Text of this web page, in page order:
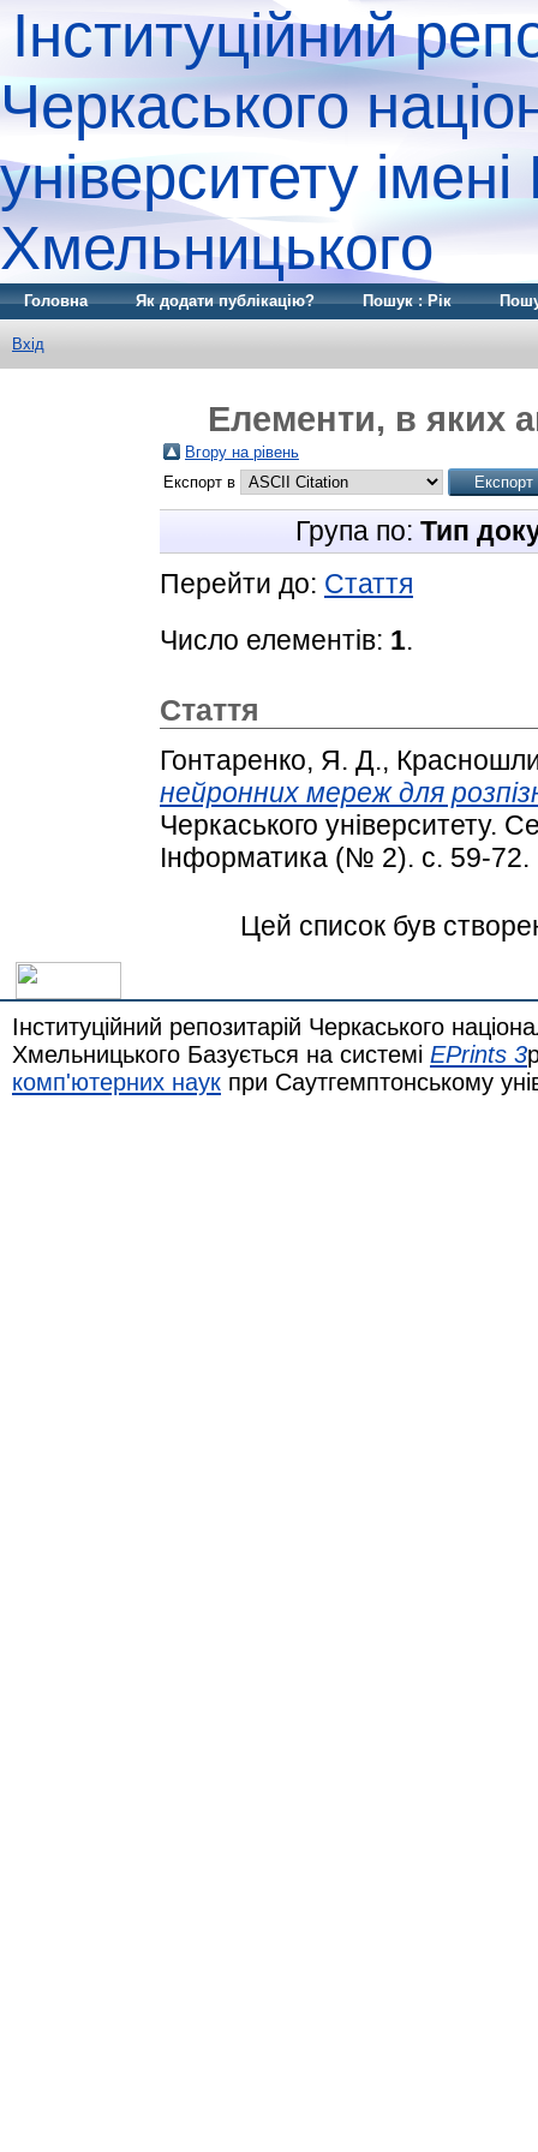
Інституційний
Черкаського
університету
Хмельницького
Головна Як додати публікацію? Пошук : Рік
Вхід
Елементи, в яких
Вгору на рівень
Експорт в
Група по: Тип
Перейти до: Стаття
Число елементів: 1.
Стаття
Гонтаренко, Я. Д.,
нейронних мереж для
Черкаського університету.
Інформатика (№ 2). с. 59-72.
Цей список був
Інституційний репозитарій Черкаського
Хмельницького Базується на системі EPrints 3
комп'ютерних наук при Саутгемптонському